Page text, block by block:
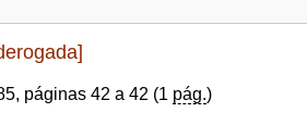
páginas 42 a 42 (1 pág.)